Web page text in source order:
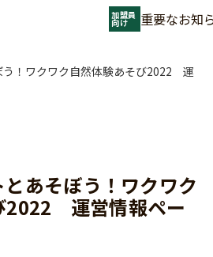
加盟員
向け 重要なお知
う！ワクワク自然体験あそび2022 運
あそぼう！ワクワク
2022 運営情報ペー